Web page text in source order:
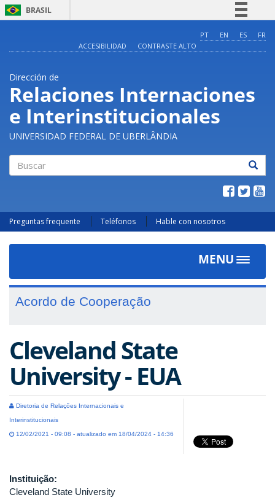
BRASIL
Comunica BR
Acesso à informação
Legislação
Canais
PT EN ES
FR
ACCESIBILIDAD
CONTRASTE ALTO
Dirección de
Relaciones Internaciones
e Interinstitucionales
UNIVERSIDAD FEDERAL DE UBERLÂNDIA
Preguntas frequente Teléfonos Hable con nosotros
MENU
Toggle
Acordo de Cooperação
Cleveland State
University - EUA
Diretoria de Relações Internacionais e
Interinstitucionais
12/02/2021 - 09:08 - atualizado em 18/04/2024 - 14:36
Instituição:
Cleveland State University